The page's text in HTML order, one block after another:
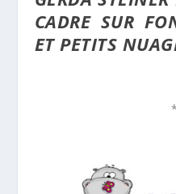
CADRE SUR
ET PETITS